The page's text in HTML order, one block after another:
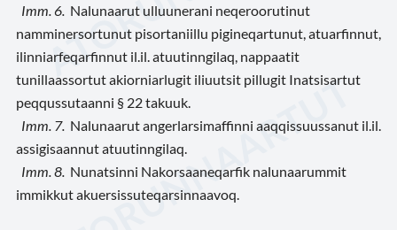
Imm. 6. Nalunaarut ulluunerani neqeroorutinut
namminersortunut pisortaniillu pigineqartunut, atuarfinnut,
ilinniarfeqarfinnut il.il. atuutinngilaq, nappaatit
tunillaassortut akiorniarlugit iliuutsit pillugit Inatsisartut
peqqussutaanni § 22 takuuk.
Imm. 7. Nalunaarut angerlarsimaffinni aaqqissuussanut il.il.
assigisaannut atuutinngilaq.
Imm. 8. Nunatsinni Nakorsaaneqarfik nalunaarummit
immikkut akuersissuteqarsinnaavoq.